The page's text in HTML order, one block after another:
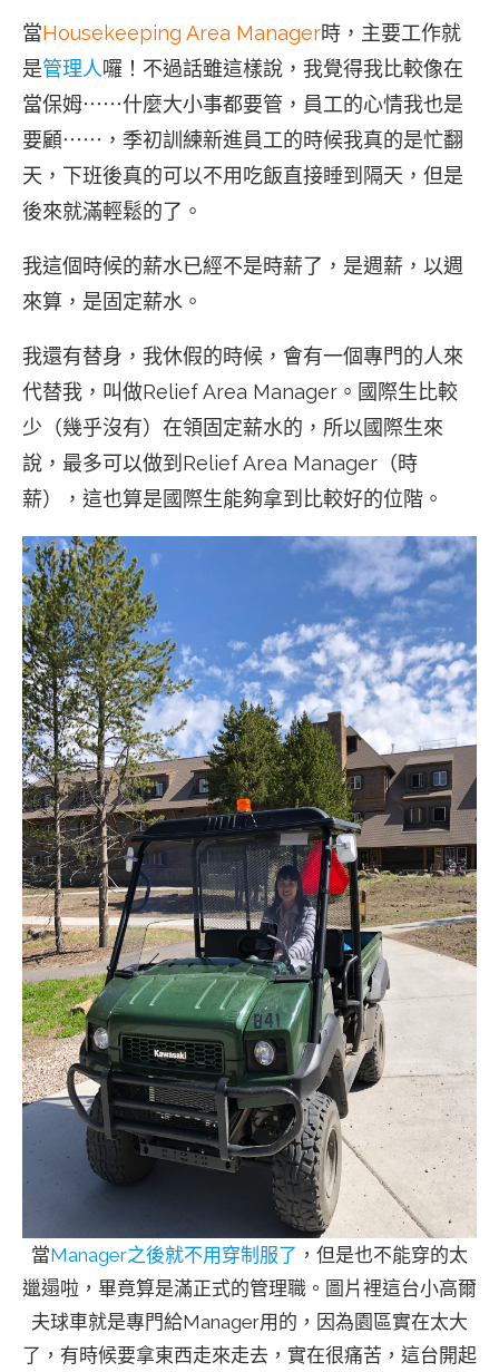
當Housekeeping Area Manager時，主要工作就
是管理人囉！不過話雖這樣說，我覺得我比較像在
當保姆⋯⋯什麼大小事都要管，員工的心情我也是
要顧⋯⋯，季初訓練新進員工的時候我真的是忙翻
天，下班後真的可以不用吃飯直接睡到隔天，但是
後來就滿輕鬆的了。
我這個時候的薪水已經不是時薪了，是週薪，以週
來算，是固定薪水。
我還有替身，我休假的時候，會有一個專門的人來
代替我，叫做Relief Area Manager。國際生比較
少（幾乎沒有）在領固定薪水的，所以國際生來
說，最多可以做到Relief Area Manager（時
薪），這也算是國際生能夠拿到比較好的位階。
當Manager之後就不用穿制服了 ，但是也不能穿的太
邋遢啦，畢竟算是滿正式的管理職。圖片裡這台小高爾
夫球車就是專門給Manager用的，因為園區實在太大
了，有時候要拿東西走來走去，實在很痛苦，這台開起